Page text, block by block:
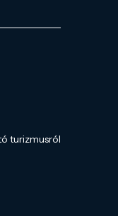
turizmusról